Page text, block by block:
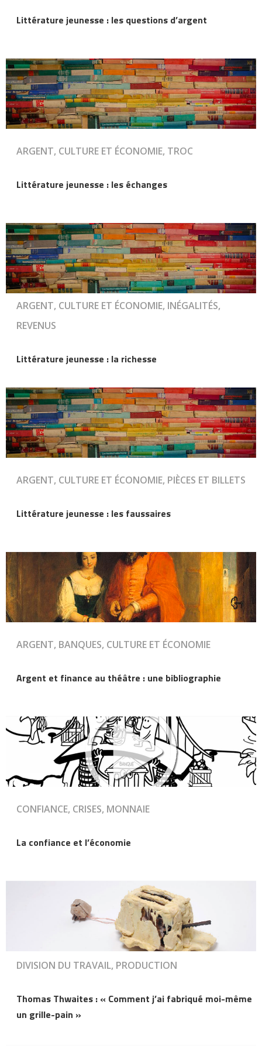
Littérature jeunesse : les questions d’argent
ARGENT, CULTURE ET ÉCONOMIE, TROC
Littérature jeunesse : les échanges
ARGENT, CULTURE ET ÉCONOMIE, INÉGALITÉS,
REVENUS
Littérature jeunesse : la richesse
ARGENT, CULTURE ET ÉCONOMIE, PIÈCES ET BILLETS
Littérature jeunesse : les faussaires
ARGENT, BANQUES, CULTURE ET ÉCONOMIE
Argent et finance au théâtre : une bibliographie
CONFIANCE, CRISES, MONNAIE
La confiance et l’économie
DIVISION DU TRAVAIL, PRODUCTION
Thomas Thwaites : « Comment j’ai fabriqué moi-même
un grille-pain »